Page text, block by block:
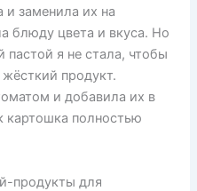
и заменила их на
блюду цвета и вкуса. Но
я не стала, чтобы
продукт.
и добавила их в
картошка полностью
продукты для